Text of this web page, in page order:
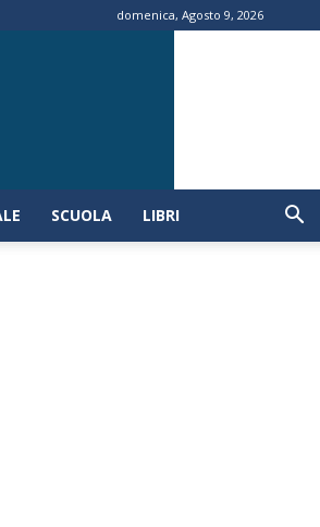
domenica, Agosto 9, 2026
SCUOLA LIBRI